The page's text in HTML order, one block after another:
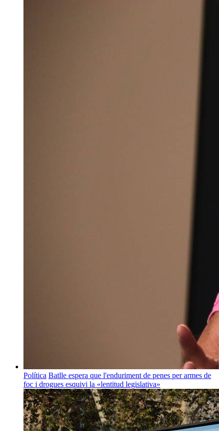
Política Batlle espera que l'enduriment de penes per armes de
foc i drogues esquivi la «lentitud legislativa»